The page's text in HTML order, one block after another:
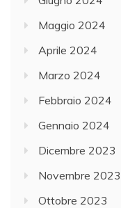
Maggio 2024
Aprile 2024
Marzo 2024
Febbraio 2024
Gennaio 2024
Dicembre 2023
Novembre 2023
Ottobre 2023